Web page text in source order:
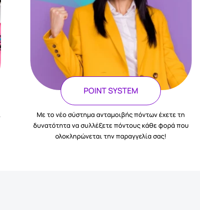
POINT SYSTEM
Με το νέο σύστημα ανταμοιβής πόντων έχετε τη
δυνατότητα να συλλέξετε πόντους κάθε φορά που
ολοκληρώνεται την παραγγελία σας!